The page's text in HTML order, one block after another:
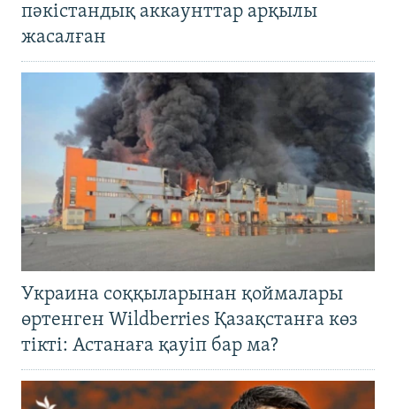
пәкістандық аккаунттар арқылы
жасалған
Украина соққыларынан қоймалары
өртенген Wildberries Қазақстанға көз
тікті: Астанаға қауіп бар ма?